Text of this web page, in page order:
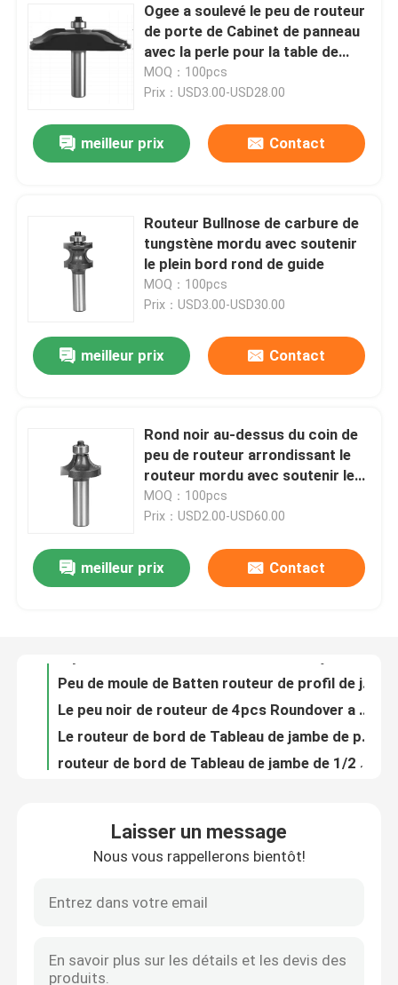
Maison
Produits
Au sujet de nous
Contrôle de qualité
Bit de routeur droit
Joint Routeur Peu
Ogee a soulevé le peu de routeur
de porte de Cabinet de panneau
avec la perle pour la table de
routeur
MOQ：100pcs
Prix：USD3.00-USD28.00
meilleur prix Contact
Routeur Bullnose de carbure de
tungstène mordu avec soutenir
le plein bord rond de guide
MOQ：100pcs
Prix：USD3.00-USD30.00
meilleur prix Contact
Rond noir au-dessus du coin de
peu de routeur arrondissant le
routeur mordu avec soutenir le
guide
MOQ：100pcs
Prix：USD2.00-USD60.00
meilleur prix Contact
rayon Bullnose de CTT de diamètre de jambe de 1/2 le » demi a mordu des outils de Betop
routeur de bord de Tableau de jambe de 1/2 » mordu avec le retour pour arrondir au-dessus du fond
Laisser un message
Nous vous rappellerons bientôt!